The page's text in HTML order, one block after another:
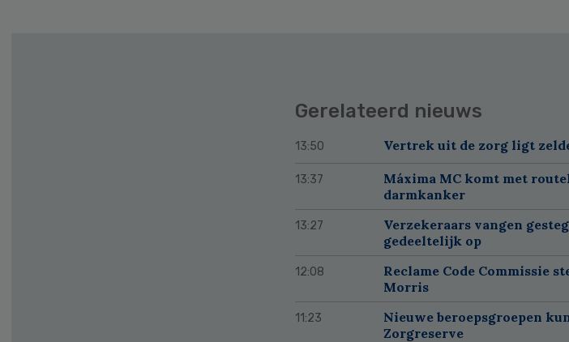
Gerelateerd nieuws
13:50 Vertrek uit de zorg ligt
13:37
Máxima MC komt met
darmkanker
13:27
Verzekeraars vangen
gedeeltelijk op
12:08
Reclame Code Commissie
Morris
11:23
Nieuwe beroepsgroepen
Zorgreserve